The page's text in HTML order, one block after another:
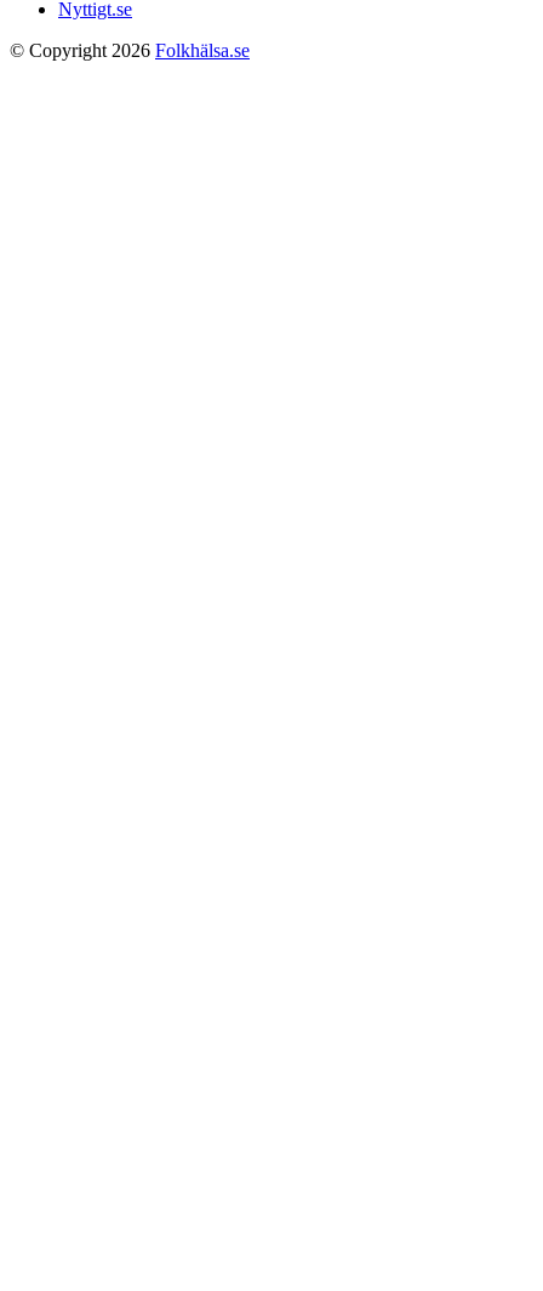
Nyttigt.se
© Copyright 2026 Folkhälsa.se